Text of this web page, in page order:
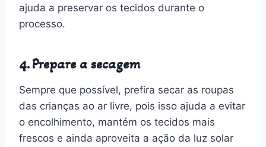
ajuda a preservar os tecidos durante o
processo.
4. Prepare a secagem
Sempre que possível, prefira secar as roupas
das crianças ao ar livre, pois isso ajuda a evitar
o encolhimento, mantém os tecidos mais
frescos e ainda aproveita a ação da luz solar